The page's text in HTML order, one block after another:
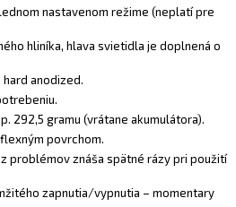
nastavenom režime (neplatí pre
hliníka, hlava svietidla je doplnená o
anodized.
292,5 gramu (vrátane akumulátora).
povrchom.
problémov znáša spätné rázy pri použití
zapnutia/vypnutia – momentary